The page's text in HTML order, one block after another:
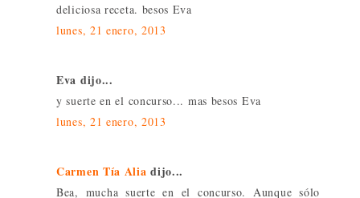
deliciosa receta. besos Eva
lunes, 21 enero, 2013
Eva dijo...
y suerte en el concurso... mas besos Eva
lunes, 21 enero, 2013
Carmen Tía Alia dijo...
Bea, mucha suerte en el concurso. Aunque sólo